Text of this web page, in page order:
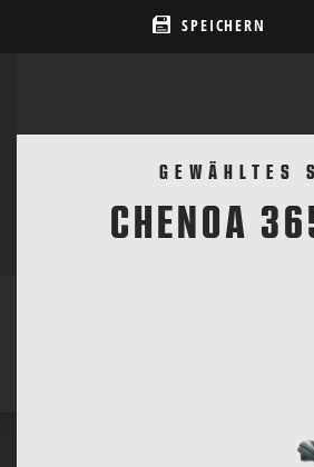
SPEICHERN
GEWÄHLTES
CHENOA